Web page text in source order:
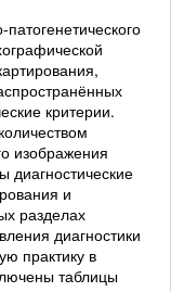
критерии.
изображения
диагностические
и
разделах
диагностики
практику в
таблицы